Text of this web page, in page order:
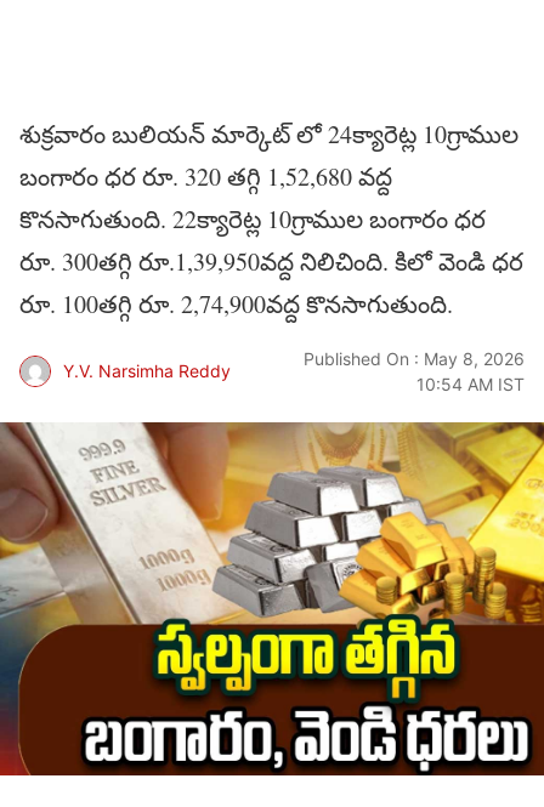
శుక్రవారం బులియన్ మార్కెట్ లో 24క్యారెట్ల 10గ్రాముల
బంగారం ధర రూ. 320 తగ్గి 1,52,680 వద్ద
కొనసాగుతుంది. 22క్యారెట్ల 10గ్రాముల బంగారం ధర
రూ. 300తగ్గి రూ.1,39,950వద్ద నిలిచింది. కిలో వెండి ధర
రూ. 100తగ్గి రూ. 2,74,900వద్ద కొనసాగుతుంది.
Y.V. Narsimha Reddy
Published On : May 8, 2026
10:54 AM IST